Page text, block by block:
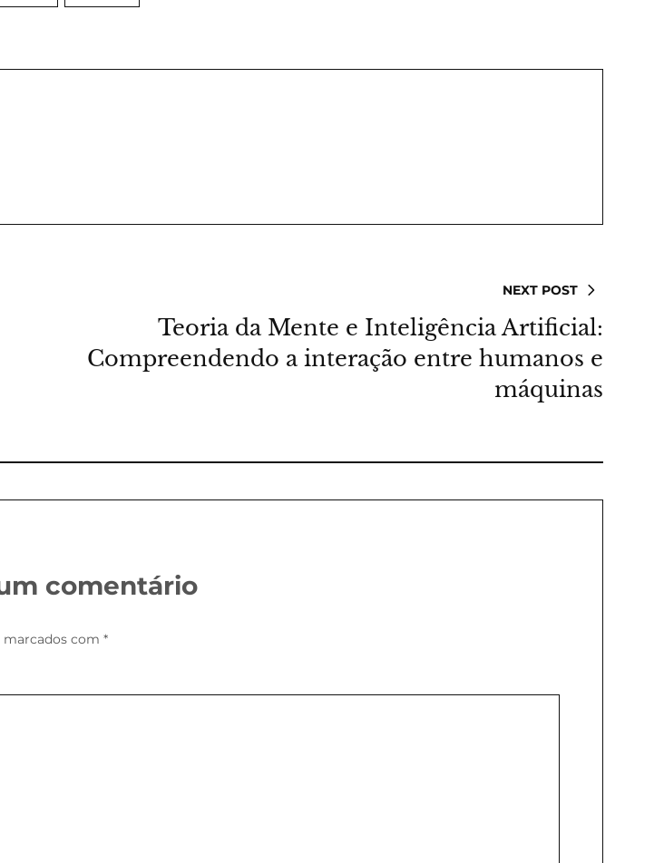
NEXT POST
Teoria da Mente e Inteligência Artificial:
Compreendendo a interação entre humanos e
máquinas
comentário
marcados com*